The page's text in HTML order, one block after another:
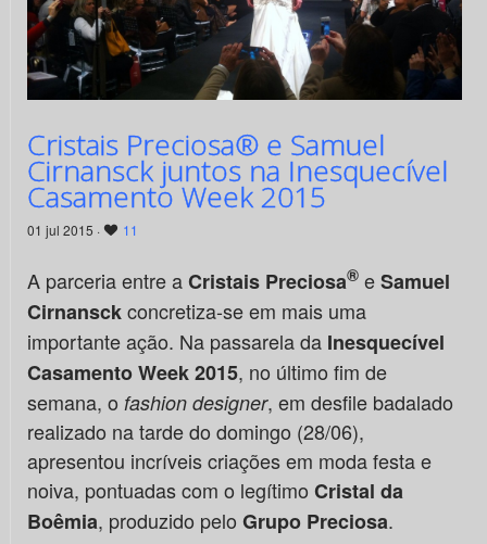
Cristais Preciosa® e Samuel
Cirnansck juntos na Inesquecível
Casamento Week 2015
01 jul 2015 · 11
A parceria entre aCristais Preciosa®eSamuel
Cirnansckconcretiza-se em mais uma
importante ação. Na passarela da Inesquecível
Casamento Week 2015, no último fim de
semana, o fashion designer, em desfile badalado
realizado na tarde do domingo (28/06),
apresentou incríveis criações em moda festa e
noiva, pontuadas com o legítimo Cristal da
Boêmia, produzido pelo Grupo Preciosa.